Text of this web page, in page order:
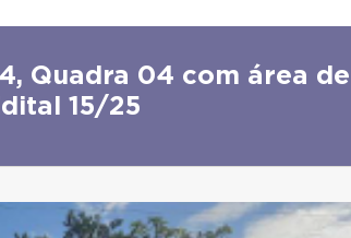
Quadra 04 com área
15/25